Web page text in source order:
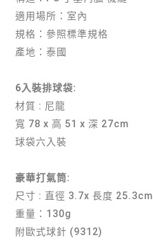
適用場所：室內
規格：參照標準規格
產地：泰國
6入裝排球袋:
材質 : 尼龍
寬 78 x 高 51 x 深 27cm
球袋六入裝
豪華打氣筒:
尺寸 : 直徑 3.7x 長度 25.3cm
重量：130g
附歐式球針 (9312)